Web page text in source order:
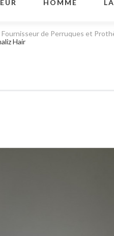
HOMME
de Perruques et
Hair